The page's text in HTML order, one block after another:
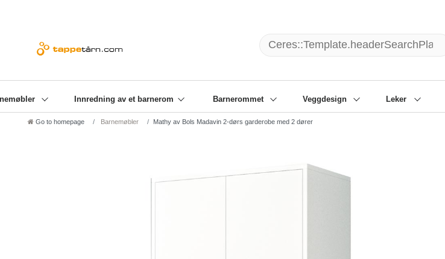
Innredning av et barnerom Barnerommet Veggdesign Leker
Go to homepage Barnemøbler Mathy av Bols Madavin 2-dørs garderobe med 2 dører